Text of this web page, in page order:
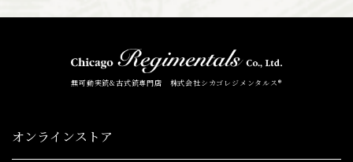
無可動実銃&古式銃専門店 株式会社シカゴレジメンタルス®
オンラインストア